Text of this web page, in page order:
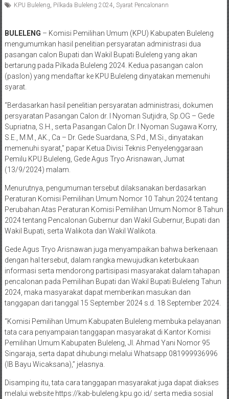
KPU Buleleng Pilkada Buleleng 2024 Syarat Pencalonann
BULELENG – Komisi Pemilihan Umum (KPU) Kabupaten Buleleng
mengumumkan hasil penelitian persyaratan administrasi dua
pasangan calon Bupati dan Wakil Bupati Buleleng yang akan
bertarung pada Pilkada Buleleng 2024. Kedua pasangan calon
(paslon) yang mendaftar ke KPU Buleleng dinyatakan memenuhi
syarat.
“Berdasarkan hasil penelitian persyaratan administrasi, dokumen
persyaratan Pasangan Calon dr. I Nyoman Sutjidra, Sp.OG – Gede
Supriatna, S.H., serta Pasangan Calon Dr. I Nyoman Sugawa Korry,
S.E., M.M., AK., Ca – Dr. Gede Suardana, S.Pd., M.Si., dinyatakan
memenuhi syarat,” papar Ketua Divisi Teknis Penyelenggaraan
Pemilu KPU Buleleng, Gede Agus Tryo Arisnawan, Jumat
(13/9/2024) malam.
Menurutnya, pengumuman tersebut dilaksanakan berdasarkan
Peraturan Komisi Pemilihan Umum Nomor 10 Tahun 2024 tentang
Perubahan Atas Peraturan Komisi Pemilihan Umum Nomor 8 Tahun
2024 tentang Pencalonan Gubernur dan Wakil Gubernur, Bupati dan
Wakil Bupati, serta Walikota dan Wakil Walikota.
Gede Agus Tryo Arisnawan juga menyampaikan bahwa berkenaan
dengan hal tersebut, dalam rangka mewujudkan keterbukaan
informasi serta mendorong partisipasi masyarakat dalam tahapan
pencalonan pada Pemilihan Bupati dan Wakil Bupati Buleleng Tahun
2024, maka masyarakat dapat memberikan masukan dan
tanggapan dari tanggal 15 September 2024 s.d. 18 September 2024.
“Komisi Pemilihan Umum Kabupaten Buleleng membuka pelayanan
tata cara penyampaian tanggapan masyarakat di Kantor Komisi
Pemilihan Umum Kabupaten Buleleng, Jl. Ahmad Yani Nomor 95
Singaraja, serta dapat dihubungi melalui Whatsapp 081999936996
(IB Bayu Wicaksana),” jelasnya.
Disamping itu, tata cara tanggapan masyarakat juga dapat diakses
melalui website https://kab-buleleng.kpu.go.id/ serta media sosial